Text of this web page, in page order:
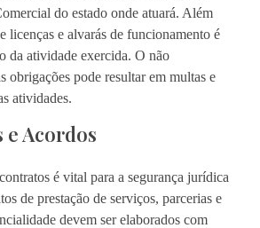
do estado onde atuará. Além
licenças e alvarás de funcionamento é
da atividade exercida. O não
obrigações pode resultar em multas e
atividades.
e Acordos
é vital para a segurança jurídica
de prestação de serviços, parcerias e
devem ser elaborados com